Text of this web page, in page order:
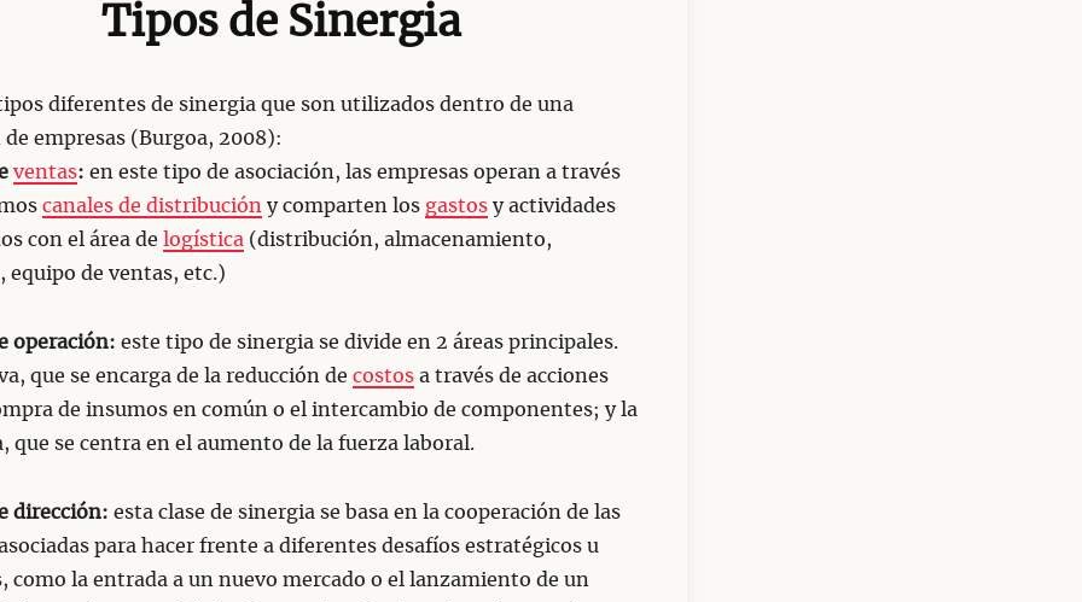
Tipos de Sinergia
diferentes de sinergia que son utilizados dentro de una
de empresas (Burgoa, 2008):
ventas: en este tipo de asociación, las empresas operan a través
canales de distribución y comparten los gastos y actividades
con el área de logística (distribución, almacenamiento,
equipo de ventas, etc.)
operación: este tipo de sinergia se divide en 2 áreas principales.
que se encarga de la reducción de costos a través de acciones
de insumos en común o el intercambio de componentes; y la
que se centra en el aumento de la fuerza laboral.
dirección: esta clase de sinergia se basa en la cooperación de las
para hacer frente a diferentes desafíos estratégicos u
como la entrada a un nuevo mercado o el lanzamiento de un